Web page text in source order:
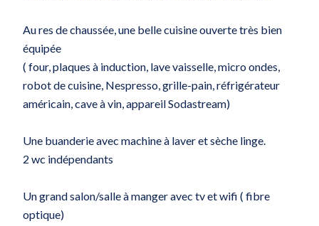
Au res de chaussée, une belle cuisine ouverte très bien
équipée
( four, plaques à induction, lave vaisselle, micro ondes,
robot de cuisine, Nespresso, grille-pain, réfrigérateur
américain, cave à vin, appareil Sodastream)
Une buanderie avec machine à laver et sèche linge.
2 wc indépendants
Un grand salon/salle à manger avec tv et wifi ( fibre
optique)